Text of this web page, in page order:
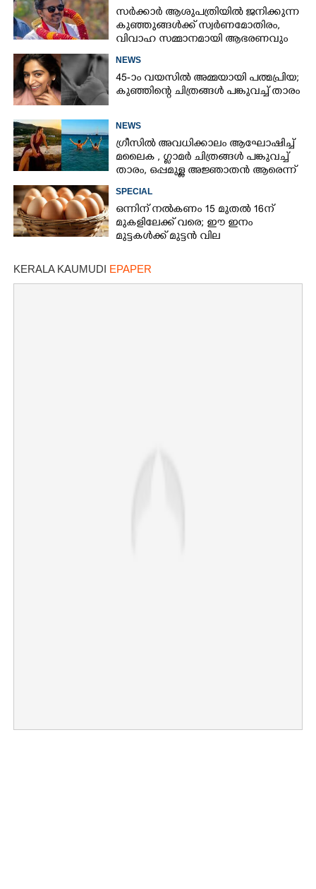
സർക്കാർ ആശുപത്രിയിൽ ജനിക്കുന്ന
കുഞ്ഞുങ്ങൾക്ക് സ്വർണമോതിരം,
വിവാഹ സമ്മാനമായി ആഭരണവും
NEWS
45-ാം വയസിൽ അമ്മയായി പത്മപ്രിയ;
കുഞ്ഞിന്റെ ചിത്രങ്ങൾ പങ്കുവച്ച് താരം
NEWS
ഗ്രീസിൽ അവധിക്കാലം ആഘോഷിച്ച്
മലൈക ,​ ഗ്ലാമർ ചിത്രങ്ങൾ പങ്കുവച്ച്
താരം,​ ഒപ്പമുള്ള അജ്ഞാതൻ ആരെന്ന്
SPECIAL
ഒന്നിന് നല്‍കണം 15 മുതല്‍ 16ന്
മുകളിലേക്ക് വരെ; ഈ ഇനം
മുട്ടകള്‍ക്ക് മുട്ടന്‍ വില
KERALA KAUMUDI EPAPER